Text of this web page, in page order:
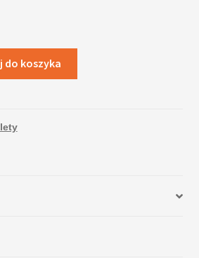
do koszyka